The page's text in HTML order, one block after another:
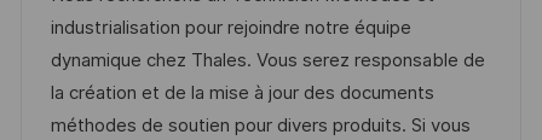
e
l
i
s
a
d
’
a
f
é
r
e
n
é
g
o
r
industrialisation pour rejoindre notre équipe
dynamique chez Thales. Vous serez responsable de
la création et de la mise à jour des documents
méthodes de soutien pour divers produits. Si vous